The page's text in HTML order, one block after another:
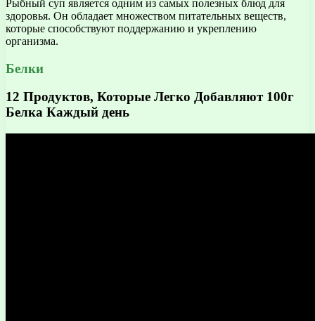
Рыбный суп является одним из самых полезных блюд для
здоровья. Он обладает множеством питательных веществ,
которые способствуют поддержанию и укреплению
организма.
Белки
12 Продуктов, Которые Легко Добавляют 100г
Белка Каждый день